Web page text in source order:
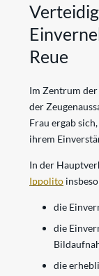
Reue
Im Zentrum
der
Frau ergab
ihrem
In der
Ippolito
die
die
die